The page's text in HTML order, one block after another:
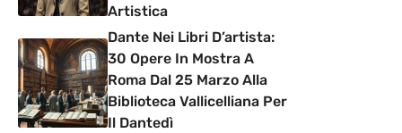
Artistica
Dante Nei Libri D’artista:
30 Opere In Mostra A
Roma Dal 25 Marzo Alla
Biblioteca Vallicelliana Per
Il Dantedì